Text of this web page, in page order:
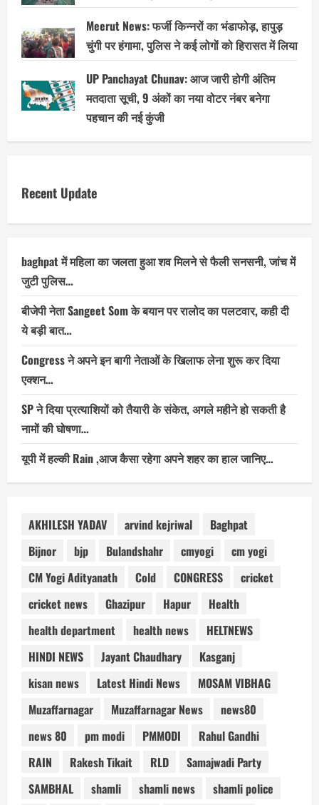
Meerut News: फर्जी किन्नरों का भंडाफोड़, हापुड़
चुंगी पर हंगामा, पुलिस ने कई लोगों को हिरासत में लिया
UP Panchayat Chunav: आज जारी होगी अंतिम
मतदाता सूची, 9 अंकों का नया वोटर नंबर बनेगा
पहचान की नई कुंजी
Recent Update
baghpat में महिला का जलता हुआ शव मिलने से फैली सनसनी, जांच में
जुटी पुलिस…
बीजेपी नेता Sangeet Som के बयान पर रालोद का पलटवार, कही दी
ये बड़ी बात…
Congress ने अपने इन बागी नेताओं के खिलाफ लेना शुरू कर दिया
एक्शन…
SP ने दिया प्रत्याशियों को तैयारी के संकेत, अगले महीने हो सकती है
नामों की घोषणा…
यूपी में हल्की Rain ,आज कैसा रहेगा अपने शहर का हाल जानिए…
AKHILESH YADAV arvind kejriwal
Baghpat
Bijnor
bjp Bulandshahr cmyogi
cm yogi
CM Yogi Adityanath
Cold CONGRESS
cricket
cricket news
Ghazipur Hapur
Health
health department
health news
HELTNEWS
HINDI NEWS
Jayant Chaudhary
Kasganj
kisan news
Latest Hindi News
MOSAM VIBHAG
Muzaffarnagar
Muzaffarnagar News
news80
news 80
pm modi PMMODI
Rahul Gandhi
RAIN
Rakesh Tikait RLD
Samajwadi Party
SAMBHAL
shamli shamli news
shamli police